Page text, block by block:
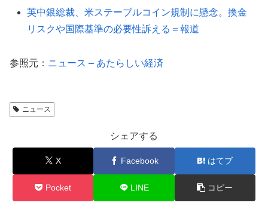
英中銀総裁、米ステーブルコイン規制に懸念。換金
リスクや国際基準の必要性訴える＝報道
参照元： ニュース – あたらしい経済
ニュース
シェアする
X Facebook はてブ
Pocket LINE コピー